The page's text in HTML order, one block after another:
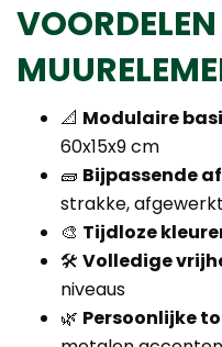
📐 Modulaire
60x15x9 cm
🧱 Bijpassende
strakke,
🎨 Tijdloze
🛠️ Volledige
niveaus
🌿 Persoonlijke